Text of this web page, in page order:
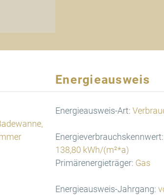
Energieausweis
Energieausweis-Art:
Energieverbrauchskennwert:
138,80 kWh/(m²*a)
Primärenergieträger: Gas
Energieausweis-Jahrgang: